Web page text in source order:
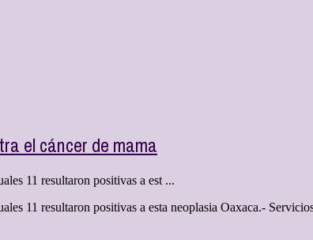
el cáncer de mama
11 resultaron positivas a est ...
11 resultaron positivas a esta neoplasia Oaxaca.-